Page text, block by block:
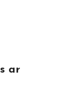
ar